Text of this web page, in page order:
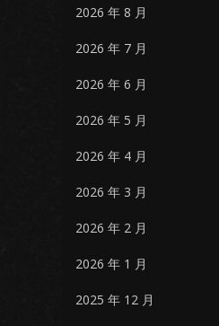
2026 年 8 月
2026 年 7 月
2026 年 6 月
2026 年 5 月
2026 年 4 月
2026 年 3 月
2026 年 2 月
2026 年 1 月
2025 年 12 月